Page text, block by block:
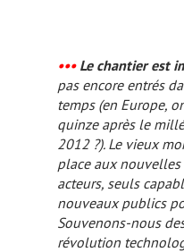
•••Le chantier est
pas encore entrés
temps (en Europe,
quinze après le
2012 ?). Le vieux
place aux
acteurs, seuls
nouveaux publics
Souvenons-nous
révolution